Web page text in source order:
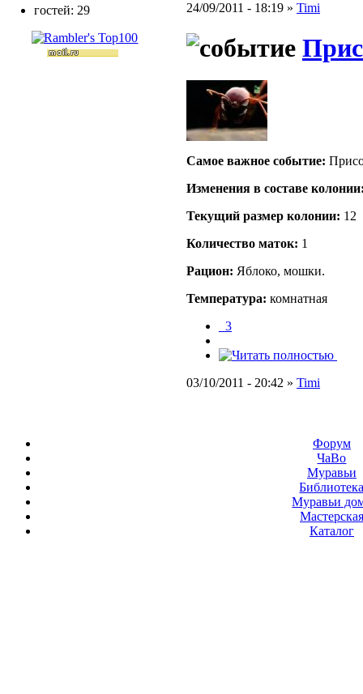
24/09/2011 - 18:19 » Timi
Самое важное событие:
Изменения в составе
Текущий размер кoлонии: 12
Количество маток: 1
Рацион: Яблоко, мошки.
Температура: комнатная
_3
03/10/2011 - 20:42 » Timi
гостей: 29
Форум
ЧаВо
Муравьи
Муравьи
Мастерская
Каталог